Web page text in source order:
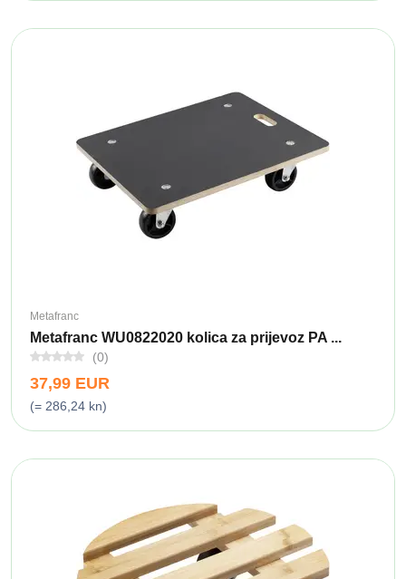
Metafranc
Metafranc WU0822020 kolica za prijevoz PA ...
(0)
37,99 EUR
(= 286,24 kn)